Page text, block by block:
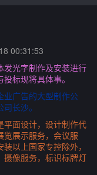
00:31:53
发光字制作及安装进行
标现将具体事。
业广告的大型制作公
长沙。
平面设计，设计制作代
览展示服务，会议服
以上国家专控除外，
摄像服务，标识标牌灯